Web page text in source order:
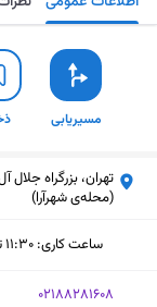
مسیریابی
مسیریابی
تهران، بزرگراه
(محله‌ی شهرآرا)
ساعت کاری: ۱۱:۳۰ تا ۲۳:۳۰
شنبه (امروز)
‎02188281608